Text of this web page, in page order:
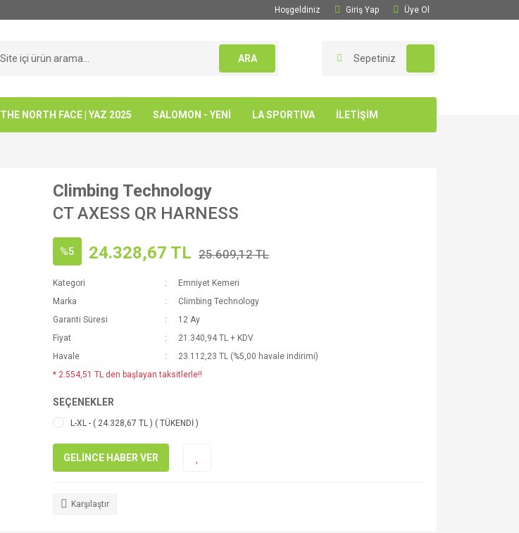
Hoşgeldiniz Giriş Yap Üye Ol
ARA Sepetiniz
THE NORTH FACE | YAZ 2025 SALOMON - YENİ LA SPORTIVA İLETİŞİM
Climbing Technology
CT AXESS QR HARNESS
%5 24.328,67 TL 25.609,12 TL
Kategori
Emniyet Kemeri
Marka
Climbing Technology
Garanti Süresi
12 Ay
Fiyat
21.340,94 TL + KDV
Havale
23.112,23 TL (%5,00 havale indirimi)
* 2.554,51 TL den başlayan taksitlerle!!
SEÇENEKLER
L-XL - ( 24.328,67 TL ) ( TÜKENDİ )
GELİNCE HABER VER
Karşılaştır